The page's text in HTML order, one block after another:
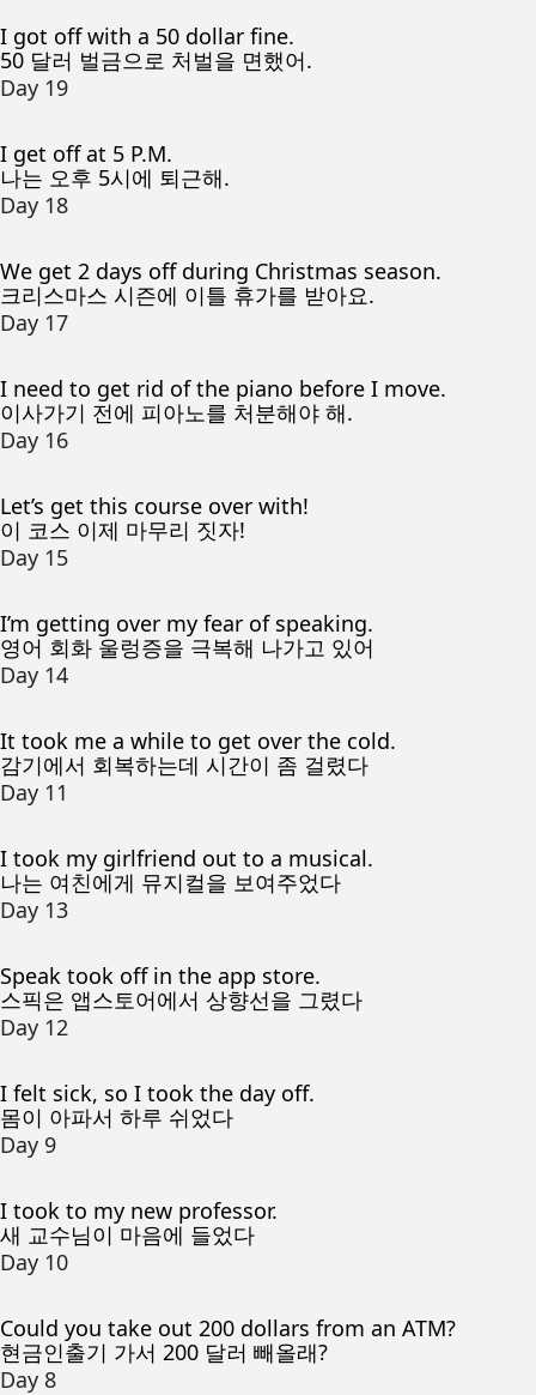
I got off with a 50 dollar fine.
50 달러 벌금으로 처벌을 면했어.
Day 19
I get off at 5 P.M.
나는 오후 5시에 퇴근해.
Day 18
We get 2 days off during Christmas season.
크리스마스 시즌에 이틀 휴가를 받아요.
Day 17
I need to get rid of the piano before I move.
이사가기 전에 피아노를 처분해야 해.
Day 16
Let’s get this course over with!
이 코스 이제 마무리 짓자!
Day 15
I’m getting over my fear of speaking.
영어 회화 울렁증을 극복해 나가고 있어
Day 14
It took me a while to get over the cold.
감기에서 회복하는데 시간이 좀 걸렸다
Day 11
I took my girlfriend out to a musical.
나는 여친에게 뮤지컬을 보여주었다
Day 13
Speak took off in the app store.
스픽은 앱스토어에서 상향선을 그렸다
Day 12
I felt sick, so I took the day off.
몸이 아파서 하루 쉬었다
Day 9
I took to my new professor.
새 교수님이 마음에 들었다
Day 10
Could you take out 200 dollars from an ATM?
현금인출기 가서 200 달러 빼올래?
Day 8